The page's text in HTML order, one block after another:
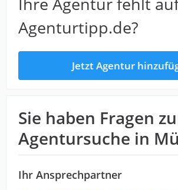
Agenturtipp.de?
Jetzt Agentur
Sie haben Fragen
Agentursuche in
Ihr Ansprechpartner